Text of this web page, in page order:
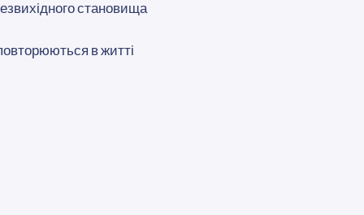
становища
в житті